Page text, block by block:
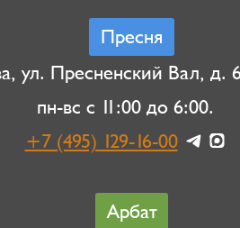
Пресня
ул. Пресненский Вал, д.
пн-вс с 11:00 до 6:00.
+7 (495) 129-16-00
Арбат